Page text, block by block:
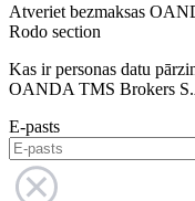
Atveriet bezmaksas
Rodo section
Kas ir personas datu
OANDA TMS Brokers
E-pasts